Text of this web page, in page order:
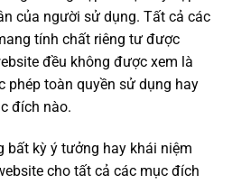
của người sử dụng. Tất cả các
tính chất riêng tư được
đều không được xem là
phép toàn quyền sử dụng hay
đích nào.
bất kỳ ‎ý tưởng hay khái niệm
cho tất cả các mục đích